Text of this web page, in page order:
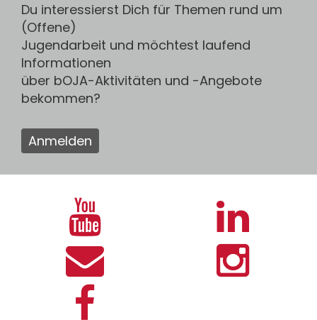
Du interessierst Dich für Themen rund um
(Offene)
Jugendarbeit und möchtest laufend
Informationen
über bOJA-Aktivitäten und -Angebote
bekommen?
Anmelden